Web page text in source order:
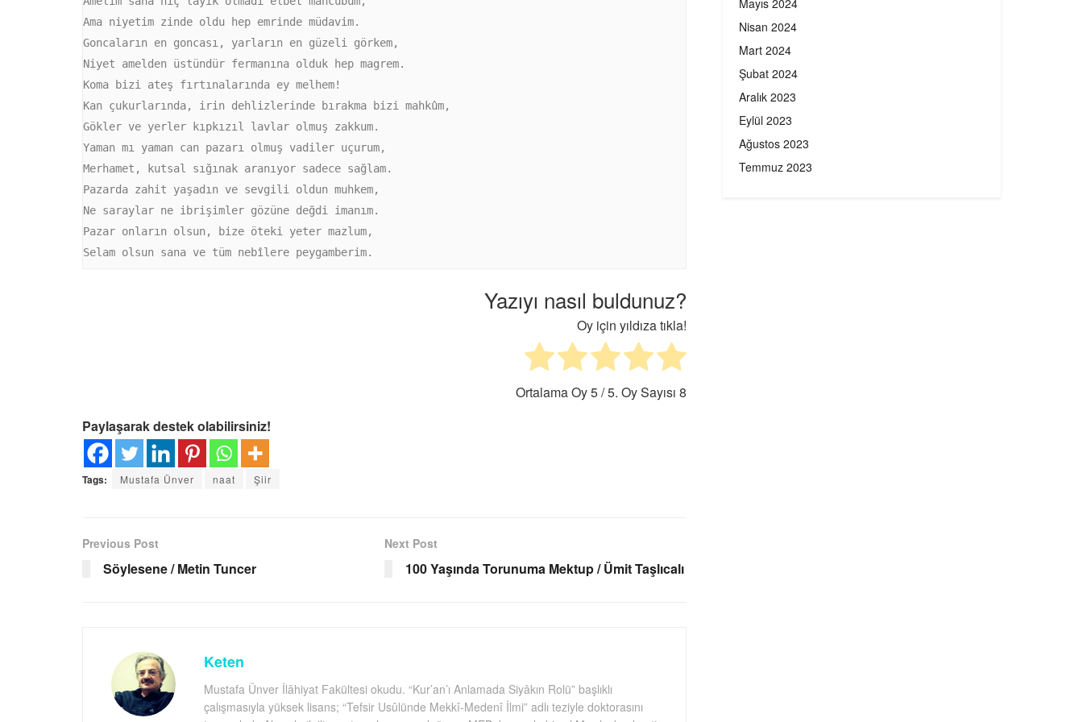
Ama niyetim zinde oldu hep emrinde müdavim.
Goncaların en goncası, yarların en güzeli görkem,
Niyet amelden üstündür fermanına olduk hep magrem.
Koma bizi ateş fırtınalarında ey melhem!
Kan çukurlarında, irin dehlizlerinde bırakma bizi mahkûm,
Gökler ve yerler kıpkızıl lavlar olmuş zakkum.
Yaman mı yaman can pazarı olmuş vadiler uçurum,
Merhamet, kutsal sığınak aranıyor sadece sağlam.
Pazarda zahit yaşadın ve sevgili oldun muhkem,
Ne saraylar ne ibrişimler gözüne değdi imanım.
Pazar onların olsun, bize öteki yeter mazlum,
Yazıyı nasıl buldunuz?
Oy için yıldıza tıkla!
Ortalama Oy5/ 5. Oy Sayısı 8
Paylaşarak destek olabilirsiniz!
Tags: Mustafa Ünver naat Şiir
Previous Post
Söylesene / Metin Tuncer
Next Post
100 Yaşında Torunuma Mektup / Ümit Taşlıcalı
Keten
Mustafa Ünver İlâhiyat Fakültesi okudu. “Kur’an’ı Anlamada Siyâkın Rolü” başlıklı
çalışmasıyla yüksek lisans; “Tefsir Usûlünde Mekkî-Medenî İlmi” adlı teziyle doktorasını
Mayıs 2024
Nisan 2024
Mart 2024
Şubat 2024
Aralık 2023
Eylül 2023
Ağustos 2023
Temmuz 2023